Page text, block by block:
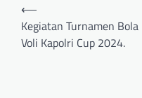
⟵
Kegiatan Turnamen Bola
Voli Kapolri Cup 2024.